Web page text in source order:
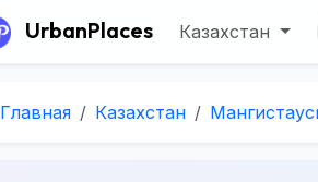
UrbanPlaces Казахстан
Главная Казахстан